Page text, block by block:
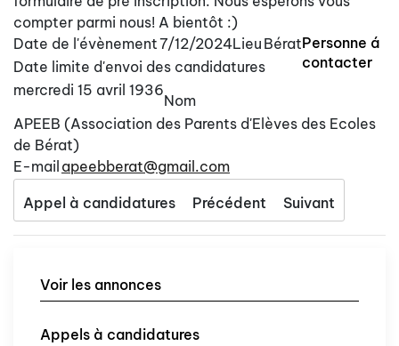
compter parmi nous! A bientôt :)
Date de l'évènement7/12/2024Lieu Bérat
Date limite d'envoi des candidatures
mercredi 15 avril 1936
Personne á
contacter
Nom
APEEB (Association des Parents d'Elèves des Ecoles
de Bérat)
E-mail apeebberat@gmail.com
Appel à candidatures Précédent Suivant
Voir les annonces
Appels à candidatures